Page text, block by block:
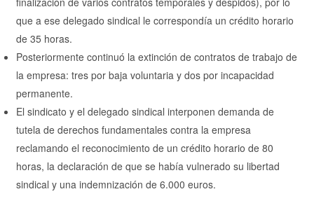
que a ese delegado sindical le correspondía un crédito horario
de 35 horas.
Posteriormente continuó la extinción de contratos de trabajo de
la empresa: tres por baja voluntaria y dos por incapacidad
permanente.
El sindicato y el delegado sindical interponen demanda de
tutela de derechos fundamentales contra la empresa
reclamando el reconocimiento de un crédito horario de 80
horas, la declaración de que se había vulnerado su libertad
sindical y una indemnización de 6.000 euros.